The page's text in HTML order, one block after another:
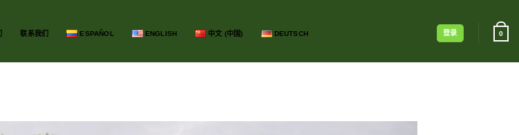
联系我们 ESPAÑOL ENGLISH 中文 (中国) DEUTSCH 登录 0